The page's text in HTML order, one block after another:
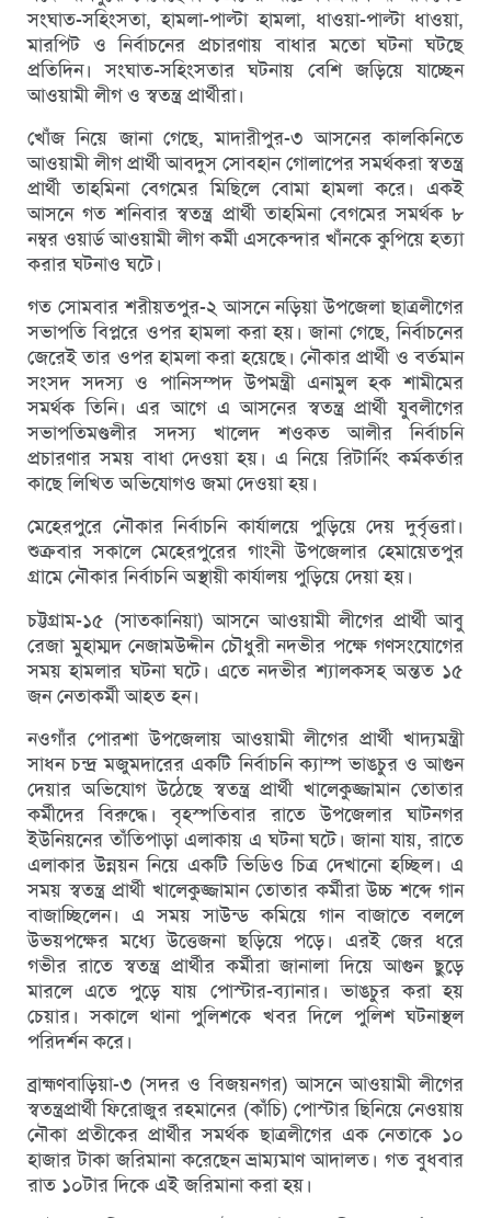
সংঘাত-সহিংসতা, হামলা-পাল্টা হামলা, ধাওয়া-পাল্টা ধাওয়া,
মারপিট ও নির্বাচনের প্রচারণায় বাধার মতো ঘটনা ঘটছে
প্রতিদিন। সংঘাত-সহিংসতার ঘটনায় বেশি জড়িয়ে যাচ্ছেন
আওয়ামী লীগ ও স্বতন্ত্র প্রার্থীরা।
খোঁজ নিয়ে জানা গেছে, মাদারীপুর-৩ আসনের কালকিনিতে
আওয়ামী লীগ প্রার্থী আবদুস সোবহান গোলাপের সমর্থকরা স্বতন্ত্র
প্রার্থী তাহমিনা বেগমের মিছিলে বোমা হামলা করে। একই
আসনে গত শনিবার স্বতন্ত্র প্রার্থী তাহমিনা বেগমের সমর্থক ৮
নম্বর ওয়ার্ড আওয়ামী লীগ কর্মী এসকেন্দার খাঁনকে কুপিয়ে হত্যা
করার ঘটনাও ঘটে।
গত সোমবার শরীয়তপুর-২ আসনে নড়িয়া উপজেলা ছাত্রলীগের
সভাপতি বিপ্লরে ওপর হামলা করা হয়। জানা গেছে, নির্বাচনের
জেরেই তার ওপর হামলা করা হয়েছে। নৌকার প্রার্থী ও বর্তমান
সংসদ সদস্য ও পানিসম্পদ উপমন্ত্রী এনামুল হক শামীমের
সমর্থক তিনি। এর আগে এ আসনের স্বতন্ত্র প্রার্থী যুবলীগের
সভাপতিমণ্ডলীর সদস্য খালেদ শওকত আলীর নির্বাচনি
প্রচারণার সময় বাধা দেওয়া হয়। এ নিয়ে রিটার্নিং কর্মকর্তার
কাছে লিখিত অভিযোগও জমা দেওয়া হয়।
মেহেরপুরে নৌকার নির্বাচনি কার্যালয়ে পুড়িয়ে দেয় দুর্বৃত্তরা।
শুক্রবার সকালে মেহেরপুরের গাংনী উপজেলার হেমায়েতপুর
গ্রামে নৌকার নির্বাচনি অস্থায়ী কার্যালয় পুড়িয়ে দেয়া হয়।
চট্টগ্রাম-১৫ (সাতকানিয়া) আসনে আওয়ামী লীগের প্রার্থী আবু
রেজা মুহাম্মদ নেজামউদ্দীন চৌধুরী নদভীর পক্ষে গণসংযোগের
সময় হামলার ঘটনা ঘটে। এতে নদভীর শ্যালকসহ অন্তত ১৫
জন নেতাকর্মী আহত হন।
নওগাঁর পোরশা উপজেলায় আওয়ামী লীগের প্রার্থী খাদ্যমন্ত্রী
সাধন চন্দ্র মজুমদারের একটি নির্বাচনি ক্যাম্প ভাঙচুর ও আগুন
দেয়ার অভিযোগ উঠেছে স্বতন্ত্র প্রার্থী খালেকুজ্জামান তোতার
কর্মীদের বিরুদ্ধে। বৃহস্পতিবার রাতে উপজেলার ঘাটনগর
ইউনিয়নের তাঁতিপাড়া এলাকায় এ ঘটনা ঘটে। জানা যায়, রাতে
এলাকার উন্নয়ন নিয়ে একটি ভিডিও চিত্র দেখানো হচ্ছিল। এ
সময় স্বতন্ত্র প্রার্থী খালেকুজ্জামান তোতার কর্মীরা উচ্চ শব্দে গান
বাজাচ্ছিলেন। এ সময় সাউন্ড কমিয়ে গান বাজাতে বললে
উভয়পক্ষের মধ্যে উত্তেজনা ছড়িয়ে পড়ে। এরই জের ধরে
গভীর রাতে স্বতন্ত্র প্রার্থীর কর্মীরা জানালা দিয়ে আগুন ছুড়ে
মারলে এতে পুড়ে যায় পোস্টার-ব্যানার। ভাঙচুর করা হয়
চেয়ার। সকালে থানা পুলিশকে খবর দিলে পুলিশ ঘটনাস্থল
পরিদর্শন করে।
ব্রাহ্মণবাড়িয়া-৩ (সদর ও বিজয়নগর) আসনে আওয়ামী লীগের
স্বতন্ত্রপ্রার্থী ফিরোজুর রহমানের (কাঁচি) পোস্টার ছিনিয়ে নেওয়ায়
নৌকা প্রতীকের প্রার্থীর সমর্থক ছাত্রলীগের এক নেতাকে ১০
হাজার টাকা জরিমানা করেছেন ভ্রাম্যমাণ আদালত। গত বুধবার
রাত ১০টার দিকে এই জরিমানা করা হয়।